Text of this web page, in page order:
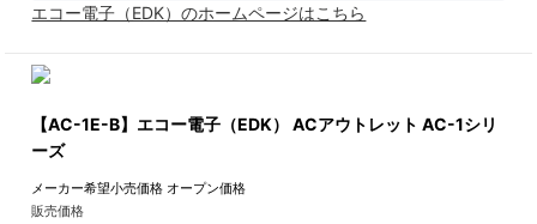
エコー電子（EDK）のホームページはこちら
【AC-1E-B】エコー電子（EDK） ACアウトレット AC-1シリ
ーズ
メーカー希望小売価格 オープン価格
販売価格